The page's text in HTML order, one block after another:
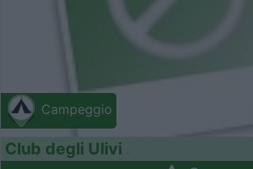
Campeggio
Club degli Ulivi